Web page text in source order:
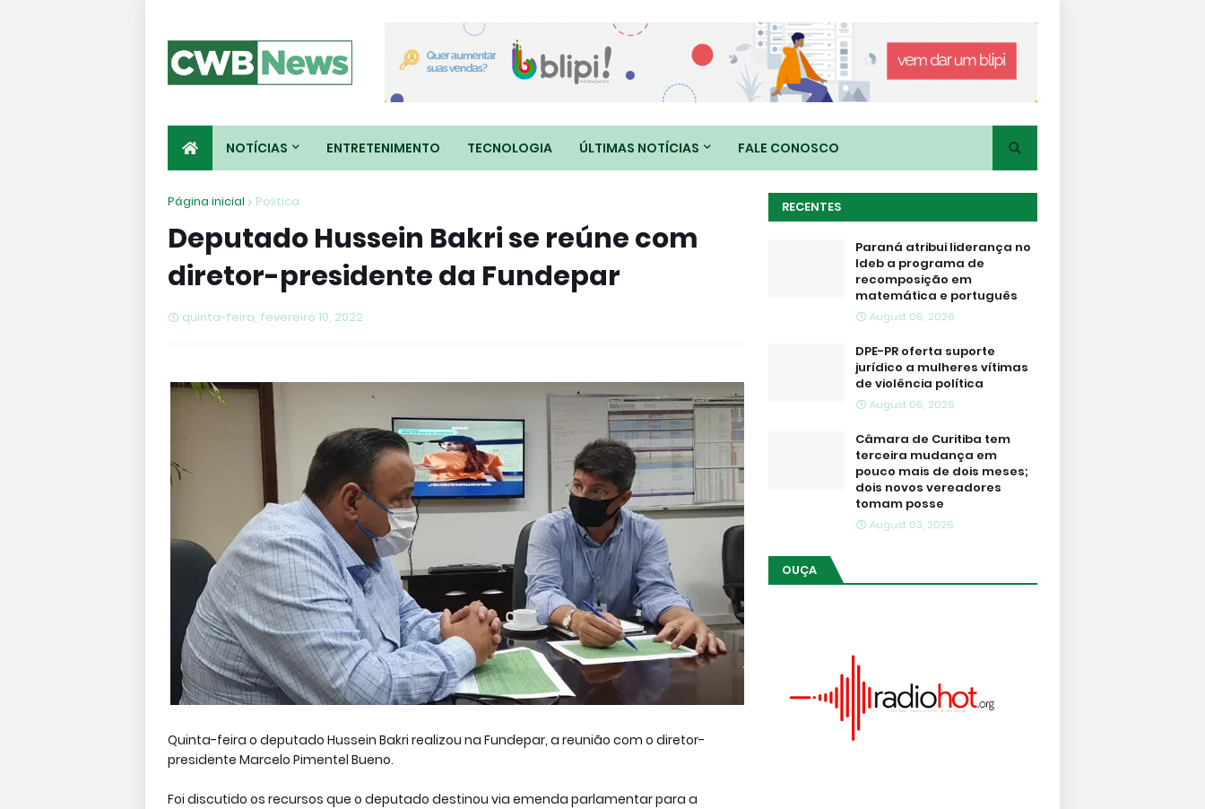
NOTÍCIAS ENTRETENIMENTO TECNOLOGIA ÚLTIMAS NOTÍCIAS FALE CONOSCO
Página inicial Politica
Deputado Hussein Bakri se reúne com
diretor-presidente da Fundepar
quinta-feira, fevereiro 10, 2022
Quinta-feira o deputado Hussein Bakri realizou na Fundepar, a reunião com o diretor-
presidente Marcelo Pimentel Bueno.
Foi discutido os recursos que o deputado destinou via emenda parlamentar para a
RECENTES
Paraná atribui liderança no
Ideb a programa de
recomposição em
matemática e português
August 06, 2026
DPE-PR oferta suporte
jurídico a mulheres vítimas
de violência política
August 06, 2026
Câmara de Curitiba tem
terceira mudança em
pouco mais de dois meses;
dois novos vereadores
tomam posse
August 03, 2026
OUÇA